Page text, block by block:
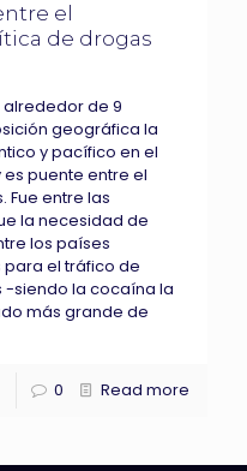
el
de drogas
alrededor de 9
geográfica la
y pacífico en el
puente entre el
Fue entre las
la necesidad de
los países
el tráfico de
-siendo la cocaína la
más grande de
0 Read more